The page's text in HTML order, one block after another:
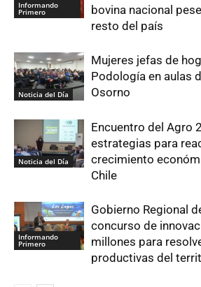
Informando
Primero
bovina nacional
resto del país
Noticia del Día
Mujeres jefas de
Podología en aulas
Osorno
Noticia del Día
Encuentro del Agro
estrategias para
crecimiento
Chile
Informando
Primero
Gobierno Regional
concurso de
millones para
productivas del